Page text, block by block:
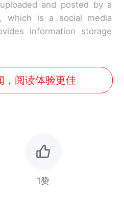
and posted by a
which is a social media
information storage
，阅读体验更佳
1赞